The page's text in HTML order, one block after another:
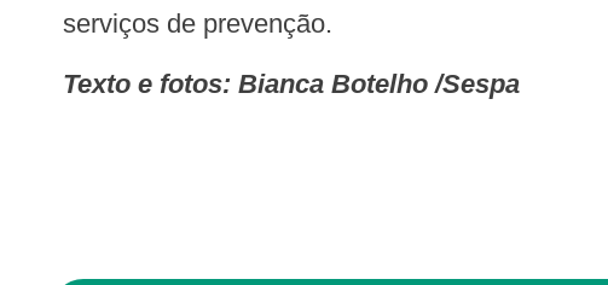
serviços de prevenção.
Texto e fotos: Bianca Botelho /Sespa